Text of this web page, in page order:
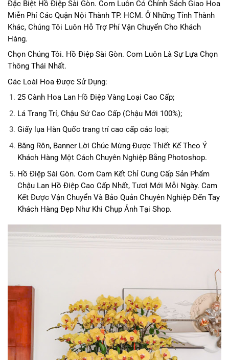
Đặc Biệt Hồ Điệp Sài Gòn. Com Luôn Có Chính Sách Giao Hoa
Miễn Phí Các Quận Nội Thành TP. HCM. Ở Những Tỉnh Thành
Khác, Chúng Tôi Luôn Hỗ Trợ Phí Vận Chuyển Cho Khách
Hàng.
Chọn Chúng Tôi. Hồ Điệp Sài Gòn. Com Luôn Là Sự Lựa Chọn
Thông Thái Nhất.
Các Loài Hoa Được Sử Dụng:
25 Cành Hoa Lan Hồ Điệp Vàng Loại Cao Cấp;
Lá Trang Trí, Chậu Sứ Cao Cấp (Chậu Mới 100%);
Giấy lụa Hàn Quốc trang trí cao cấp các loại;
Băng Rôn, Banner Lời Chúc Mừng Được Thiết Kế Theo Ý
Khách Hàng Một Cách Chuyên Nghiệp Bằng Photoshop.
Hồ Điệp Sài Gòn. ComCam Kết Chỉ Cung Cấp Sản Phẩm
Chậu Lan Hồ Điệp Cao Cấp Nhất, Tươi Mới Mỗi Ngày. Cam
Kết Được Vận Chuyển Và Bảo Quản Chuyên Nghiệp Đến Tay
Khách Hàng Đẹp Như Khi Chụp Ảnh Tại Shop.